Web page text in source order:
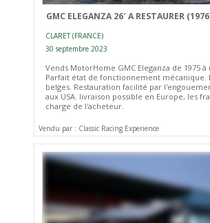
GMC ELEGANZA 26′ A RESTAURER
CLARET (FRANCE)
30 septembre 2023
Vends MotorHome GMC Eleganza de 1975
Parfait état de fonctionnement mécanique.
belges. Restauration facilité par
aux USA. livraison possible en Europe, les
charge de l'acheteur.
Vendu par : Classic Racing Experience